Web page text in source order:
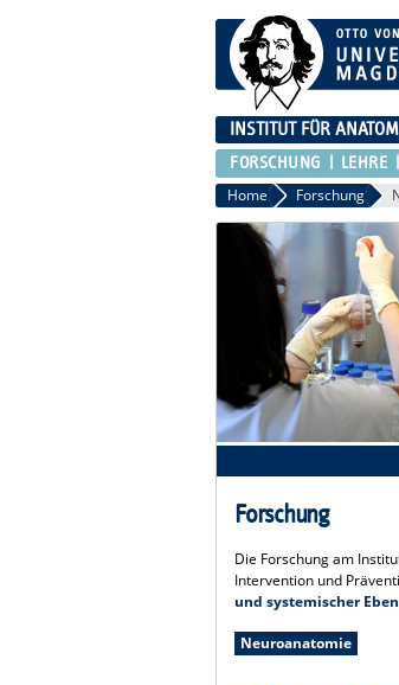
INSTITUT FÜR
FORSCHUNG LEHRE
Home Forschung
Forschung
Die Forschung am
Intervention und
und systemischer
Neuroanatomie